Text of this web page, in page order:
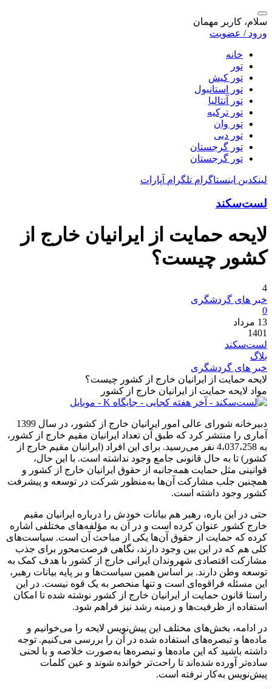
سلام، کاربر مهمان
ورود / عضویت
خانه
تور
تور کیش
تور استانبول
تور آنتالیا
تور ترکیه
تور وان
تور دبی
تور گرجستان
تور گرجستان
لینکدین اینستاگرام تلگرام آپارات
لست‌سکند
لایحه حمایت از ایرانیان خارج از
کشور چیست؟
4
خبر های گردشگری
0
13 مرداد
1401
لست‌سکند
بلاگ
خبر های گردشگری
لایحه حمایت از ایرانیان خارج از کشور چیست؟
مواد لایحه حمایت از ایرانیان خارج از کشور
دبیرخانه شورای عالی امور ایرانیان خارج از کشور، در سال 1399
آماری را منتشر کرد که طبق آن تعداد ایرانیان مقیم خارج از کشور،
به 4،037،258 نفر می‌رسید. برای این افراد (ایرانیان مقیم خارج از
کشور) تا به حال قانونی جامع وجود نداشته است. با این حال،
قوانینی مثل حمایت همه‌جانبه از حقوق ایرانیان خارج از کشور و
همچنین جلب مشارکت آن‌ها به‌منظور شرکت در توسعه و پیشرفت
کشور وجود داشته است.
حتی در این باره، رهبر هم بیانات خودش را درباره ایرانیان مقیم
خارج کشور عنوان کرده است و در آن به مؤلفه‌های مختلفی اشاره
کرده که حمایت از حقوق آن‌ها یکی از مباحث آن است. سیاست‌های
کلی هم که در این بین وجود دارند، نگاهی فرصت‌محور برای جذب
مشارکت اقتصادی شهروندان ایرانی خارج از کشور با هدف کمک به
توسعه وطن دارند. بر اساس همین سیاست‌ها و بر پایه بیانات رهبر،
این مسئله فراقوه‌ای است و تنها منحصر به یک قوه نیست. در این
راستا قانون حمایت از ایرانیان خارج از کشور نوشته شده تا امکان
استفاده از ظرفیت‌ها و زمینه رشد نیز فراهم شود.
در ادامه، بخش‌های مختلف این پیش‌نویس لایحه را می‌خوانیم و
ماده‌ها و تبصره‌های استفاده شده در آن را بررسی می‌کنیم. توجه
داشته باشید که این ماده‌ها و تبصره‌ها به‌صورت خلاصه و با لحنی
ساده‌تر آورده شده‌اند تا راحت‌تر خوانده شوند و عین کلمات
پیش‌نویس به‌کار نرفته است.